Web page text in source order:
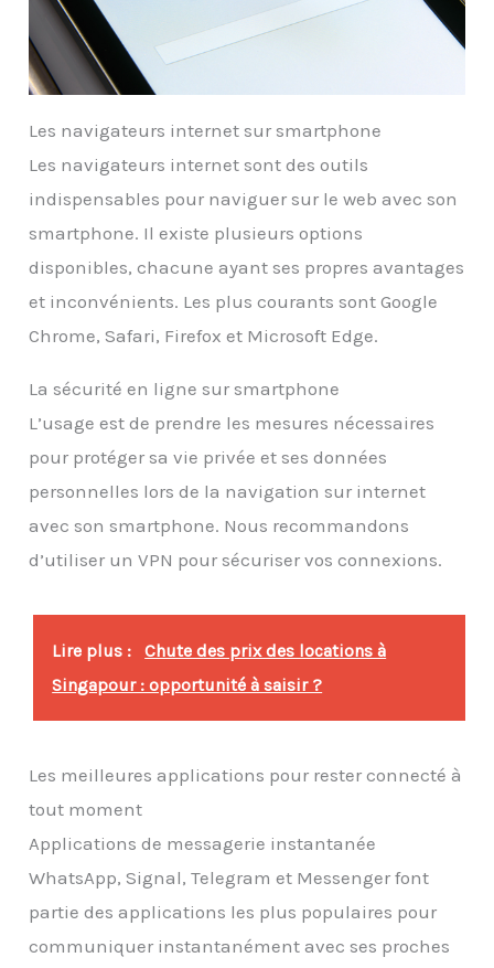
Les navigateurs internet sur smartphone
Les navigateurs internet sont des outils
indispensables pour naviguer sur le web avec son
smartphone. Il existe plusieurs options
disponibles, chacune ayant ses propres avantages
et inconvénients. Les plus courants sont Google
Chrome, Safari, Firefox et Microsoft Edge.
La sécurité en ligne sur smartphone
L’usage est de prendre les mesures nécessaires
pour protéger sa vie privée et ses données
personnelles lors de la navigation sur internet
avec son smartphone. Nous recommandons
d’utiliser un VPN pour sécuriser vos connexions.
Lire plus :
Chute des prix des locations à
Singapour : opportunité à saisir ?
Les meilleures applications pour rester connecté à
tout moment
Applications de messagerie instantanée
WhatsApp, Signal, Telegram et Messenger font
partie des applications les plus populaires pour
communiquer instantanément avec ses proches